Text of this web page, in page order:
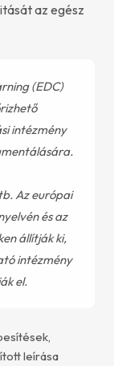
az egész
(EDC)
intézmény
Az európai
és az
állítják ki,
intézmény
el.
leírása